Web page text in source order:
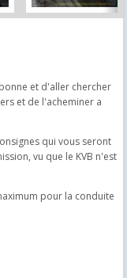
et d'aller chercher
et de l'acheminer a
qui vous seront
vu que le KVB n'est
pour la conduite